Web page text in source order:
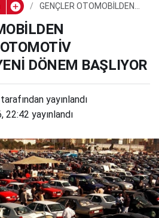
GENÇLER OTOMOBİLDEN
SEKTÖRÜNDE YENİ DÖNEM
BAŞLIYOR
DÖNEM BAŞLIYOR
tarafından yayınlandı
22:42 yayınlandı